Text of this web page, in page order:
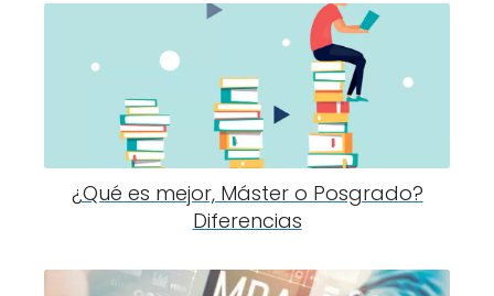
¿Qué es mejor, Máster o Posgrado?
Diferencias